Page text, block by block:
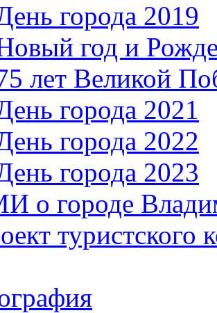
города 2019
год и
лет Великой
города 2021
города 2022
города 2023
о городе
туристского